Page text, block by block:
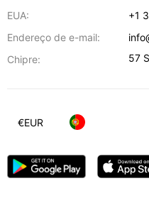
EUA:
+1
Endereço de e-mail:
Chipre:
57
€EUR